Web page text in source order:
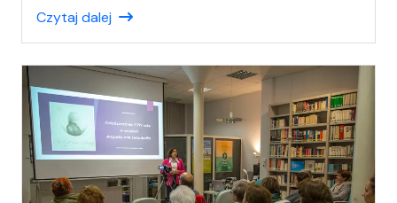
a
A
n
a
Czytaj dalej